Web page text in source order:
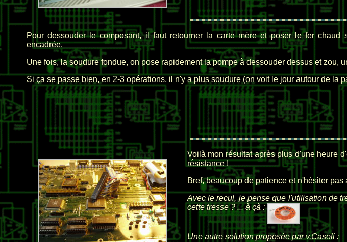
Pour dessouder le composant, il faut retourner la carte mère et poser le fer
encadrée.
Une fois, la soudure fondue, on pose rapidement la pompe à dessouder dessus et zou,
Si ça se passe bien, en 2-3 opérations, il n'y a plus soudure (on voit le jour autour de la
Voilà mon résultat après plus d'une heure
résistance !
Bref, beaucoup de patience et n'hésiter
Avec le recul, je pense que l'utilisation de
cette tresse ? ... à çà :
Une autre solution proposée par v.Casoli :